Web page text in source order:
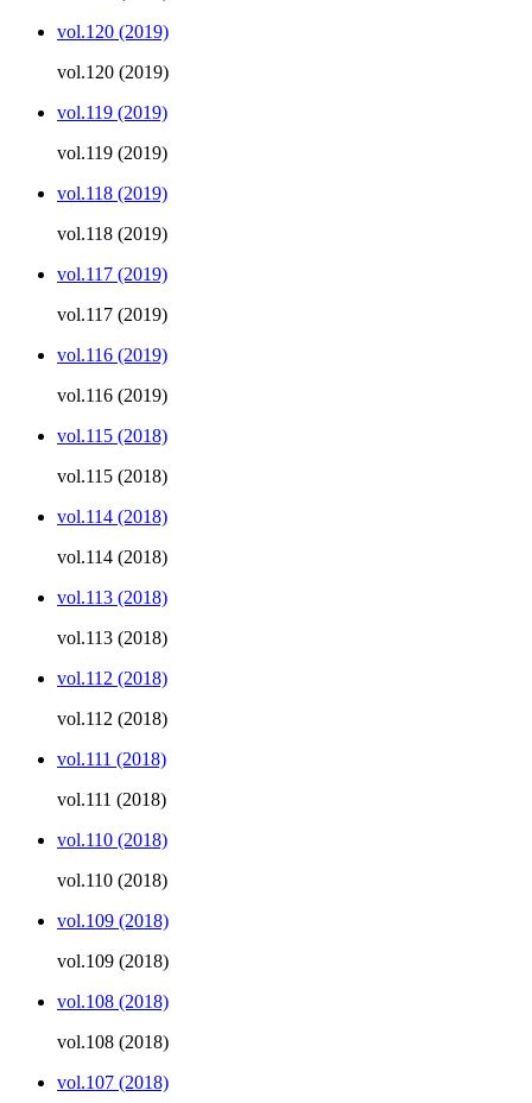
vol.120 (2019)
vol.120 (2019)
vol.119 (2019)
vol.119 (2019)
vol.118 (2019)
vol.118 (2019)
vol.117 (2019)
vol.117 (2019)
vol.116 (2019)
vol.116 (2019)
vol.115 (2018)
vol.115 (2018)
vol.114 (2018)
vol.114 (2018)
vol.113 (2018)
vol.113 (2018)
vol.112 (2018)
vol.112 (2018)
vol.111 (2018)
vol.111 (2018)
vol.110 (2018)
vol.110 (2018)
vol.109 (2018)
vol.109 (2018)
vol.108 (2018)
vol.108 (2018)
vol.107 (2018)